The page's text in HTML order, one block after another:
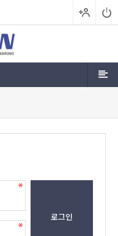
로그인